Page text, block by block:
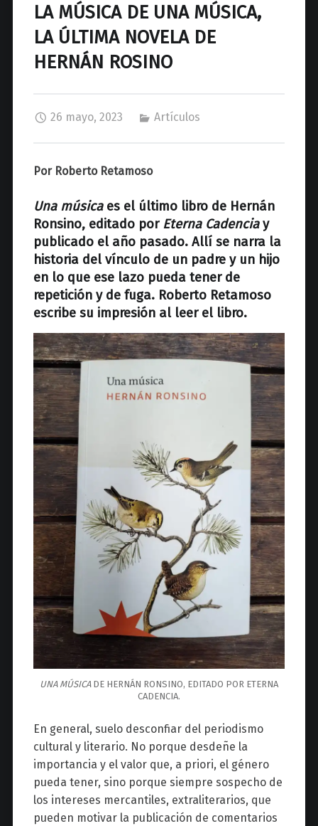
J
o
s
é
a
LA MÚSICA DE UNA MÚSICA,
LA ÚLTIMA NOVELA DE
HERNÁN ROSINO
26 mayo, 2023 Artículos
Por Roberto Retamoso
Una músicaes el último libro de Hernán
Ronsino, editado por Eterna Cadenciay
publicado el año pasado. Allí se narra la
historia del vínculo de un padre y un hijo
en lo que ese lazo pueda tener de
repetición y de fuga. Roberto Retamoso
escribe su impresión al leer el libro.
UNA MÚSICADE HERNÁN RONSINO, EDITADO POR ETERNA
CADENCIA.
En general, suelo desconfiar del periodismo
cultural y literario. No porque desdeñe la
importancia y el valor que, a priori, el género
pueda tener, sino porque siempre sospecho de
los intereses mercantiles, extraliterarios, que
pueden motivar la publicación de comentarios